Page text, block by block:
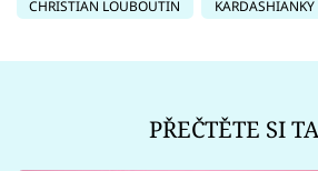
CHRISTIAN LOUBOUTIN KARDASHIANKY
PŘEČTĚTE SI